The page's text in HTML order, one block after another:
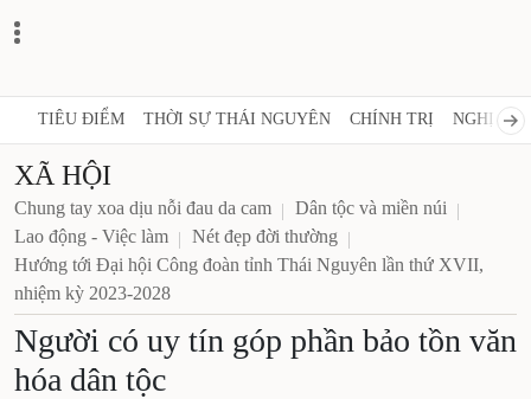
TIÊU ĐIỂM THỜI SỰ THÁI NGUYÊN CHÍNH TRỊ NGHỊ
XÃ HỘI
Chung tay xoa dịu nỗi đau da cam
Dân tộc và miền núi
Lao động - Việc làm
Nét đẹp đời thường
Hướng tới Đại hội Công đoàn tỉnh Thái Nguyên lần thứ XVII,
nhiệm kỳ 2023-2028
Người có uy tín góp phần bảo tồn văn
hóa dân tộc